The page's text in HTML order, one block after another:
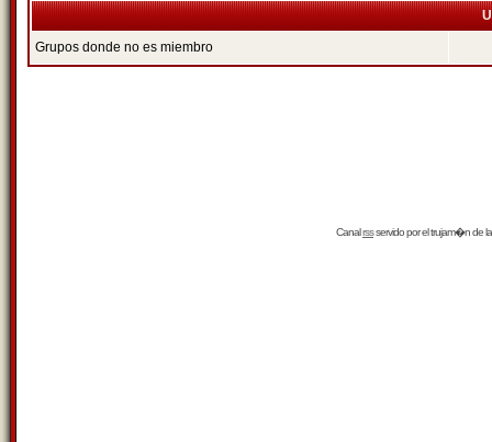
Grupos donde no es miembro
Canalrssservido por eltrujam�nde